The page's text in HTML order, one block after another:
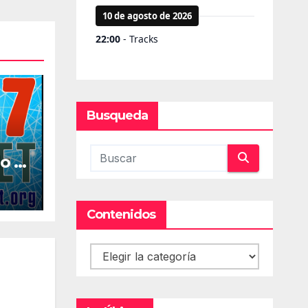
la
Busqueda
Contenidos
Contenidos